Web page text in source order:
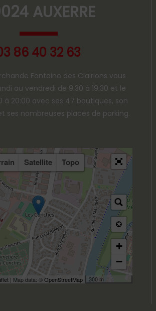
AUXERRE
86 40 32 63
Fontaine des Clairions vous
au vendredi de 9:30 à 19:30 et le
à 20:00 avec ses 47 boutiques, son
ses nombreuses places de parking.
Satellite Topo
+
−
300 m
| Map data: ©OpenStreetMap